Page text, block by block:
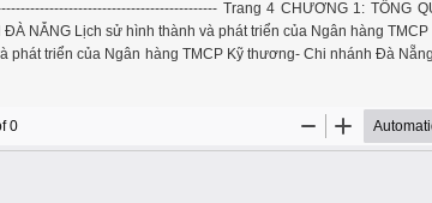
Trang 4 CHƯƠNG 1: TỔNG
NẴNG Lịch sử hình thành và phát triển của Ngân hàng
phát triển của Ngân hàng TMCP Kỹ thương- Chi nhánh Đà